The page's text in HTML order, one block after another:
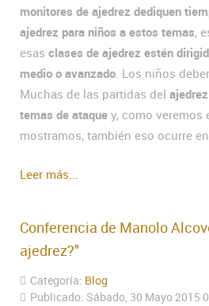
monitores de ajedrez dediquen
ajedrez para niños a estos temas,
esas clases de ajedrez estén
medio o avanzado. Los niños
Muchas de las partidas del
temas de ataque y, como veremos
mostramos, también eso ocurre
Leer más...
Conferencia de Manolo
ajedrez?"
Categoría: Blog
Publicado: Sábado, 30 Mayo 2015